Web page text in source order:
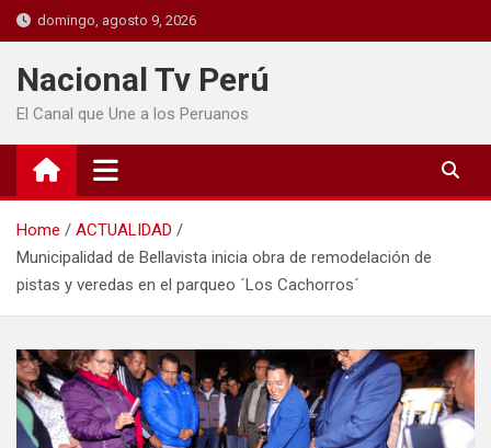
domingo, agosto 9, 2026
Nacional Tv Perú
El Canal que Une a los Peruanos
Home
ACTUALIDAD
Municipalidad de Bellavista inicia obra de remodelación de
pistas y veredas en el parqueo ´Los Cachorros´